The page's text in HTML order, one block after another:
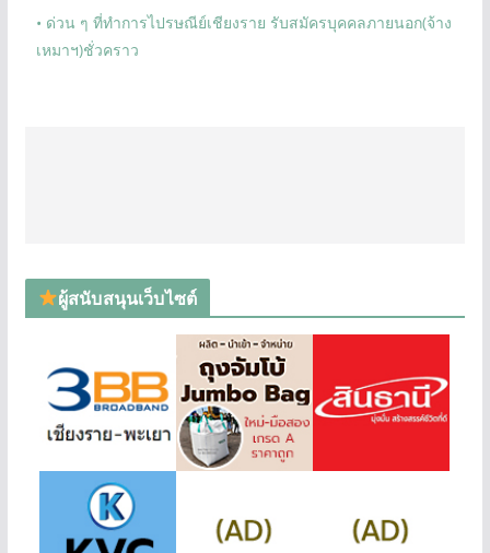
• ด่วน ๆ ที่ทำการไปรษณีย์เชียงราย รับสมัครบุคคลภายนอก(จ้าง
เหมาฯ)ชั่วคราว
ผู้สนับสนุนเว็บไซต์